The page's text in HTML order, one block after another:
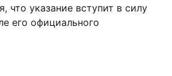
что указание вступит в силу
его официального